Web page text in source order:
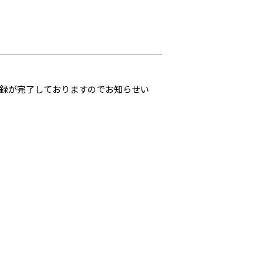
が完了しておりますのでお知らせい